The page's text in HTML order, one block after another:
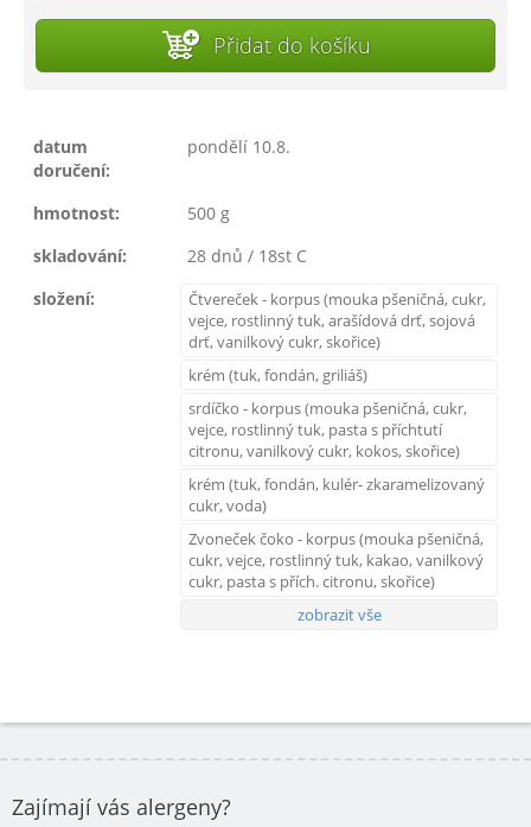
Přidat do košíku
datum
doručení:
pondělí 10.8.
hmotnost:
500 g
skladování:
28 dnů / 18st C
složení:
Čtvereček - korpus (mouka pšeničná, cukr,
vejce, rostlinný tuk, arašídová drť, sojová
drť, vanilkový cukr, skořice)
krém (tuk, fondán, griliáš)
srdíčko - korpus (mouka pšeničná, cukr,
vejce, rostlinný tuk, pasta s příchtutí
citronu, vanilkový cukr, kokos, skořice)
krém (tuk, fondán, kulér- zkaramelizovaný
cukr, voda)
Zvoneček čoko - korpus (mouka pšeničná,
cukr, vejce, rostlinný tuk, kakao, vanilkový
cukr, pasta s přích. citronu, skořice)
zobrazit vše
Zajímají vás alergeny?